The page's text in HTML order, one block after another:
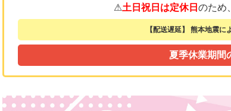
⚠土日祝日は定休日 のため
【配送遅延】 熊本地震
夏季休業期間